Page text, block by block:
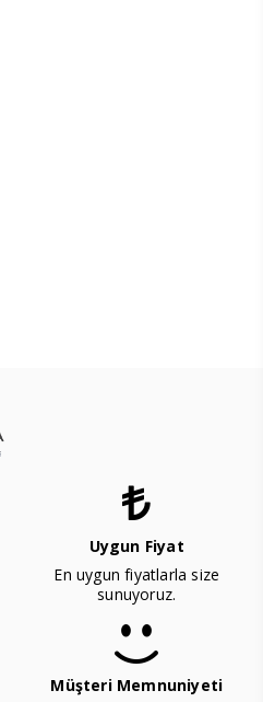
Uygun Fiyat
En uygun fiyatlarla size
sunuyoruz.
Müşteri Memnuniyeti